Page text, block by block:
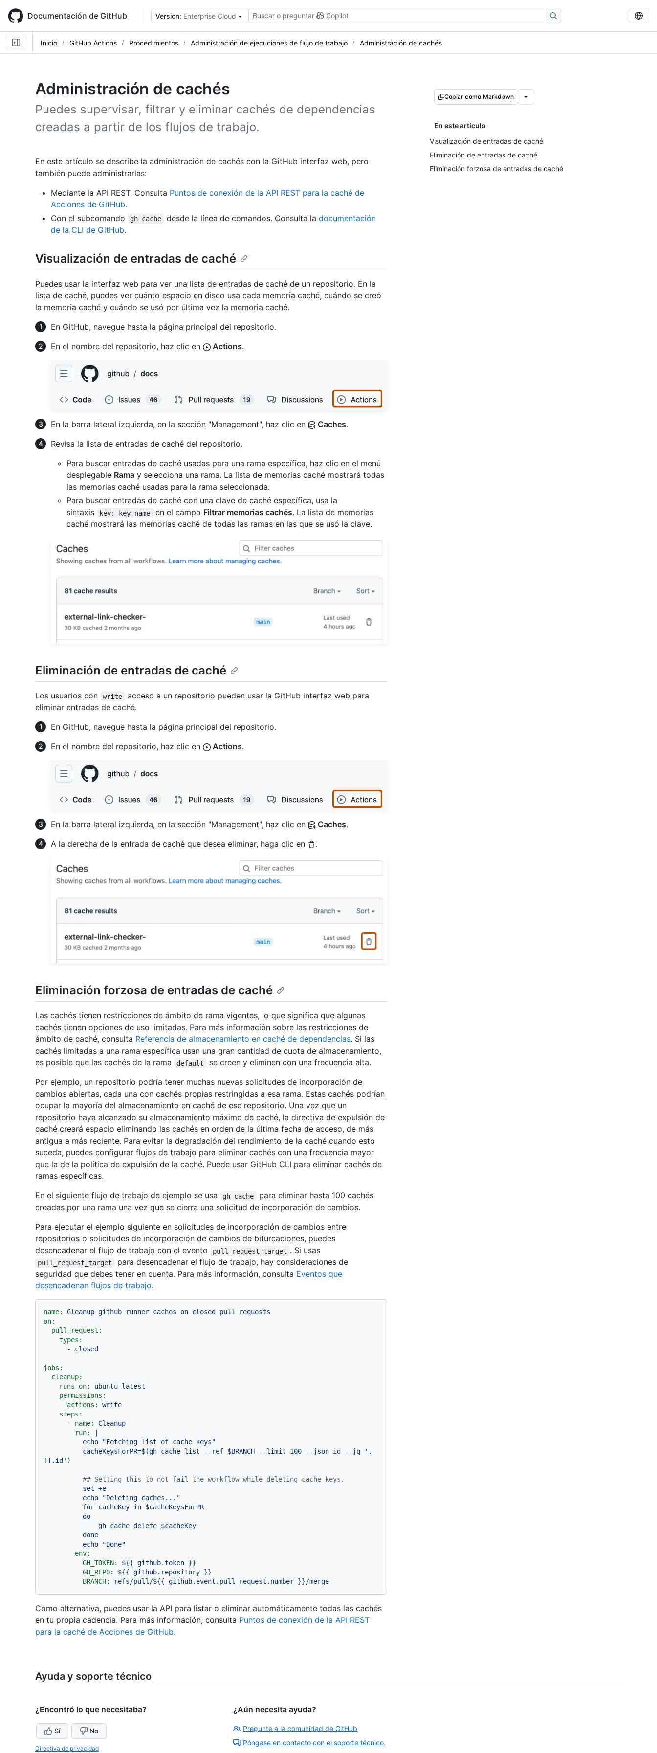
main
content
Documentación de GitHub Version: Enterprise Cloud Buscar o preguntar Copilot
Inicio GitHub Actions Procedimientos Administración de ejecuciones de flujo de trabajo Administración de cachés
Administración de cachés
Puedes supervisar, filtrar y eliminar cachés de dependencias
creadas a partir de los flujos de trabajo.
Copiar como Markdown
En este artículo
Visualización de entradas de caché
Eliminación de entradas de caché
Eliminación forzosa de entradas de caché
En este artículo se describe la administración de cachés con la GitHub interfaz web, pero
también puede administrarlas:
Mediante la API REST. Consulta Puntos de conexión de la API REST para la caché de
Acciones de GitHub.
Con el subcomando
gh cache desde la línea de comandos. Consulta la documentación
de la CLI de GitHub.
Visualización de entradas de caché
Puedes usar la interfaz web para ver una lista de entradas de caché de un repositorio. En la
lista de caché, puedes ver cuánto espacio en disco usa cada memoria caché, cuándo se creó
la memoria caché y cuándo se usó por última vez la memoria caché.
En GitHub, navegue hasta la página principal del repositorio.
En el nombre del repositorio, haz clic en
Actions.
En la barra lateral izquierda, en la sección "Management", haz clic en Caches.
Revisa la lista de entradas de caché del repositorio.
Para buscar entradas de caché usadas para una rama específica, haz clic en el menú
desplegable Rama y selecciona una rama. La lista de memorias caché mostrará todas
las memorias caché usadas para la rama seleccionada.
Para buscar entradas de caché con una clave de caché específica, usa la
sintaxis
key: key-name en el campo Filtrar memorias cachés. La lista de memorias
caché mostrará las memorias caché de todas las ramas en las que se usó la clave.
Eliminación de entradas de caché
Los usuarios con write
acceso a un repositorio pueden usar la GitHub interfaz web para
eliminar entradas de caché.
En GitHub, navegue hasta la página principal del repositorio.
En el nombre del repositorio, haz clic en
Actions.
En la barra lateral izquierda, en la sección "Management", haz clic en Caches.
A la derecha de la entrada de caché que desea eliminar, haga clic en
.
Eliminación forzosa de entradas de caché
Las cachés tienen restricciones de ámbito de rama vigentes, lo que significa que algunas
cachés tienen opciones de uso limitadas. Para más información sobre las restricciones de
ámbito de caché, consulta Referencia de almacenamiento en caché de dependencias. Si las
cachés limitadas a una rama específica usan una gran cantidad de cuota de almacenamiento,
es posible que las cachés de la rama
default
se creen y eliminen con una frecuencia alta.
Por ejemplo, un repositorio podría tener muchas nuevas solicitudes de incorporación de
cambios abiertas, cada una con cachés propias restringidas a esa rama. Estas cachés podrían
ocupar la mayoría del almacenamiento en caché de ese repositorio. Una vez que un
repositorio haya alcanzado su almacenamiento máximo de caché, la directiva de expulsión de
caché creará espacio eliminando las cachés en orden de la última fecha de acceso, de más
antigua a más reciente. Para evitar la degradación del rendimiento de la caché cuando esto
suceda, puedes configurar flujos de trabajo para eliminar cachés con una frecuencia mayor
que la de la política de expulsión de la caché. Puede usar GitHub CLI para eliminar cachés de
ramas específicas.
En el siguiente flujo de trabajo de ejemplo se usa
gh cache
para eliminar hasta 100 cachés
creadas por una rama una vez que se cierra una solicitud de incorporación de cambios.
Para ejecutar el ejemplo siguiente en solicitudes de incorporación de cambios entre
repositorios o solicitudes de incorporación de cambios de bifurcaciones, puedes
desencadenar el flujo de trabajo con el evento
pull_request_target . Si usas
pull_request_target
para desencadenar el flujo de trabajo, hay consideraciones de
seguridad que debes tener en cuenta. Para más información, consulta Eventos que
desencadenan flujos de trabajo.
name: Cleanup github runner caches on closed pull
requests
on:
pull_request:
types:
-
closed
jobs:
cleanup:
runs-on:
ubuntu-latest
permissions:
actions:
write
steps:
-
name:
Cleanup
run:
## Setting this to not fail the workflow while deleting cache keys.
set +e
echo
"Deleting caches..."
for cacheKey in $cacheKeysForPR
do
gh cache delete $cacheKey
done
echo
"Done"
env:
GH_TOKEN:
${{ github.token }}
GH_REPO:
${{ github.repository }}
BRANCH:
refs/pull/${{ github.event.pull_request.number }}/merge
Como alternativa, puedes usar la API para listar o eliminar automáticamente todas las cachés
en tu propia cadencia. Para más información, consulta Puntos de conexión de la API REST
para la caché de Acciones de GitHub.
Ayuda y soporte técnico
¿Encontró lo que necesitaba?
Sí No
Directiva de privacidad
¿Aún necesita ayuda?
Pregunte a la comunidad de GitHub
Póngase en contacto con el soporte técnico.